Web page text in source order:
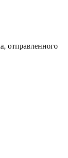
отправленного